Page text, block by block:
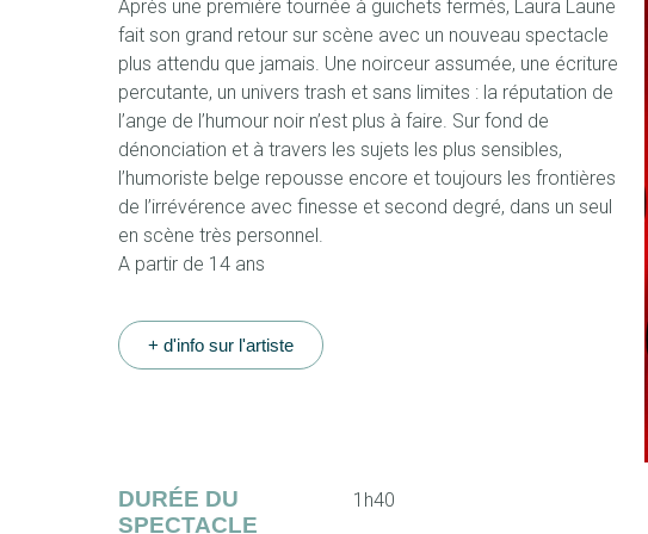
Après une première tournée à guichets fermés, Laura Laune
fait son grand retour sur scène avec un nouveau spectacle
plus attendu que jamais. Une noirceur assumée, une écriture
percutante, un univers trash et sans limites : la réputation de
l’ange de l’humour noir n’est plus à faire. Sur fond de
dénonciation et à travers les sujets les plus sensibles,
l’humoriste belge repousse encore et toujours les frontières
de l’irrévérence avec finesse et second degré, dans un seul
en scène très personnel.
A partir de 14 ans
+ d'info sur l'artiste
DURÉE DU
SPECTACLE
1h40